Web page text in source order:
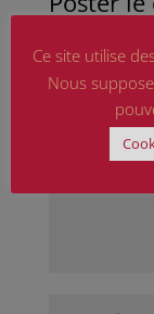
champs
Ce site utilise
Nous